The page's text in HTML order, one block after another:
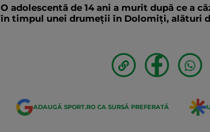
O adolescentă de 14 ani a murit după ce a
în timpul unei drumeții în Dolomiți, alături
ADAUGĂ SPORT.RO CA SURSĂ PREFERATĂ